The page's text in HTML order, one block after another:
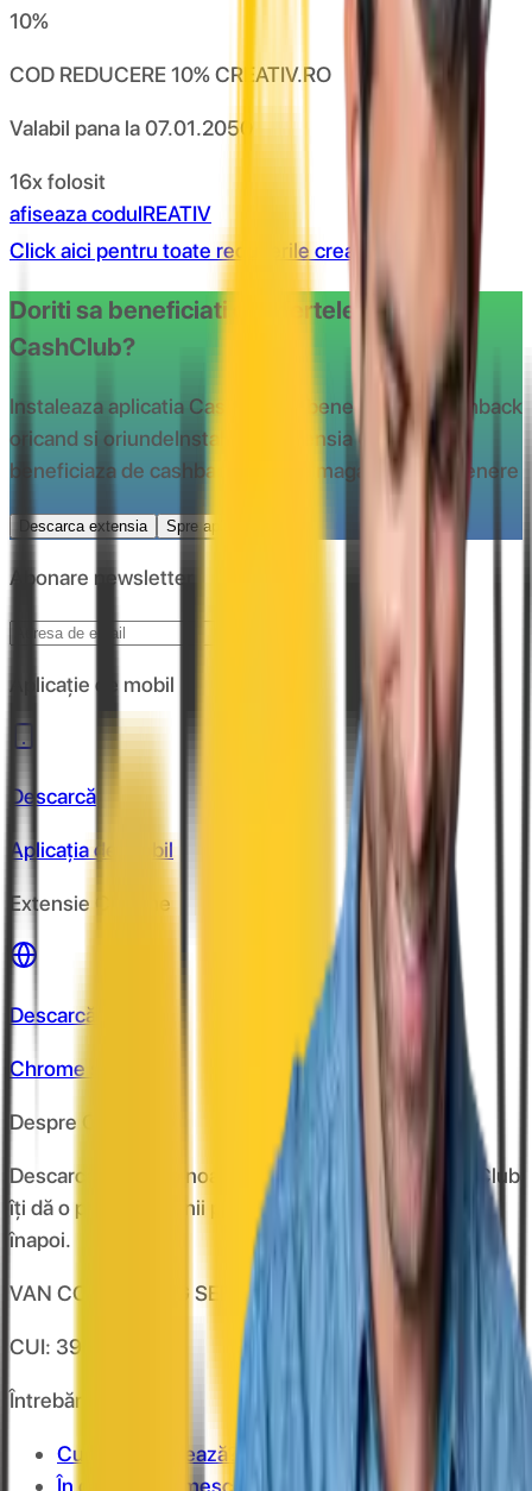
10%
COD REDUCERE 10% CREATIV.RO
Valabil pana la07.01.2050
16x folosit
afiseaza codulREATIV
Click aici pentru toate reducerile creativ
Doriti sa beneficiati de ofertele oferite de
CashClub?
Instaleaza aplicatia CashClub si beneciaza de cashback
oricand si oriundeInstaleaza extensia CashClub si
beneficiaza de cashback la toate magazinele partenere
Descarca extensia Spre aplicatie
Abonare newsletter
Aplicație de mobil
Descarcă
Aplicația de mobil
Extensie Chrome
Descarcă de pe
Chrome store
Despre CashClub
Descarcă extensia noastră pentru browser și CashClub
îți dă o parte din banii pe care îi cheltuiești online
înapoi.
VAN CONSULTING SERVICES S.R.L.
CUI: 39743787
Întrebări frecvente
Cum funcționează?
În cât timp primesc banii în cont?